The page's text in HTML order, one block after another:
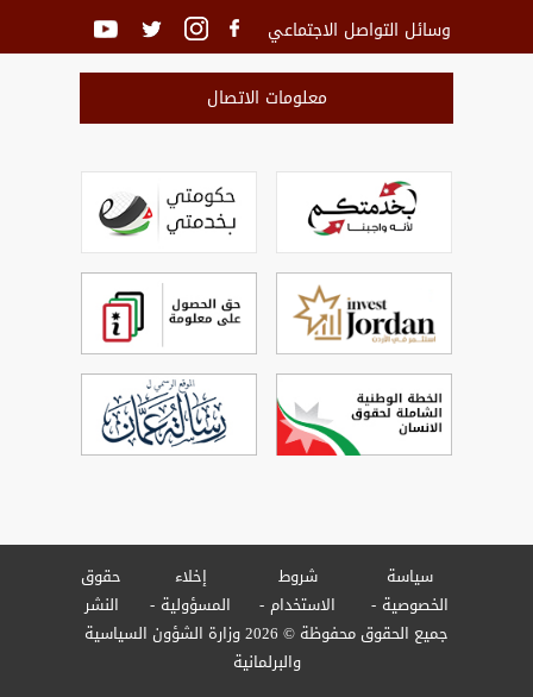
وسائل التواصل الاجتماعي
معلومات الاتصال
سياسة
الخصوصية
شروط
الاستخدام
إخلاء
المسؤولية
حقوق
النشر
جميع الحقوق محفوظة © 2026 وزارة الشؤون السياسية
والبرلمانية